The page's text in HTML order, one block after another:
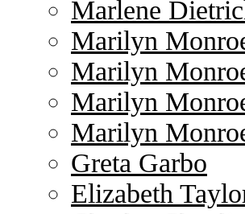
Marlene
Marilyn
Marilyn
Marilyn
Marilyn
Greta Garbo
Elizabeth